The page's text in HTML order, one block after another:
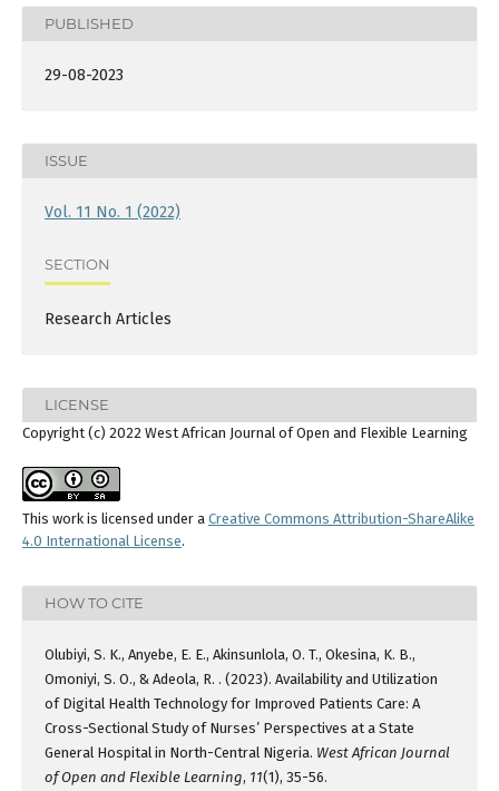
PUBLISHED
29-08-2023
ISSUE
Vol. 11 No. 1 (2022)
SECTION
Research Articles
LICENSE
Copyright (c) 2022 West African Journal of Open and Flexible Learning
This work is licensed under a Creative Commons Attribution-ShareAlike
4.0 International License.
HOW TO CITE
Olubiyi, S. K., Anyebe, E. E., Akinsunlola, O. T., Okesina, K. B.,
Omoniyi, S. O., & Adeola, R. . (2023). Availability and Utilization
of Digital Health Technology for Improved Patients Care: A
Cross-Sectional Study of Nurses’ Perspectives at a State
General Hospital in North-Central Nigeria. West African Journal
of Open and Flexible Learning, 11(1), 35-56.